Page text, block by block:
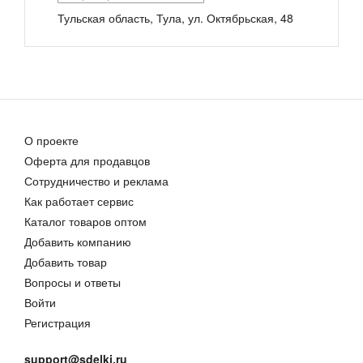
55,00 руб.
Тульская область, Тула, ул. Октябрьская, 48
О проекте
Оферта для продавцов
Сотрудничество и реклама
Как работает сервис
Каталог товаров оптом
Добавить компанию
Добавить товар
Вопросы и ответы
Войти
Регистрация
support@sdelki.ru